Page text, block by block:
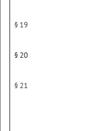
§ 19
§ 20
§ 21